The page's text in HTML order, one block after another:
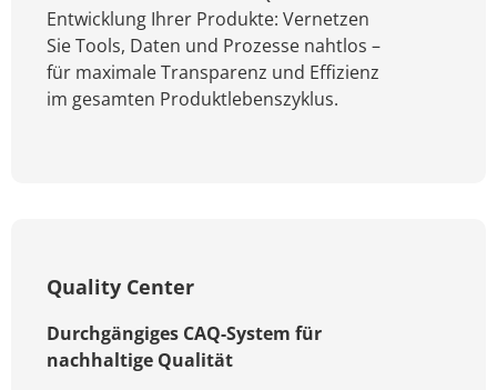
Entwicklung Ihrer Produkte: Vernetzen
Sie Tools, Daten und Prozesse nahtlos –
für maximale Transparenz und Effizienz
im gesamten Produktlebenszyklus.
Quality Center
Durchgängiges CAQ-System für
nachhaltige Qualität